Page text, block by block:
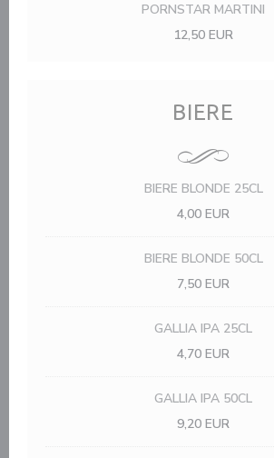
PORNSTAR MARTINI
12,50 EUR
BIERE
BIERE BLONDE 25CL
4,00 EUR
BIERE BLONDE 50CL
7,50 EUR
GALLIA IPA 25CL
4,70 EUR
GALLIA IPA 50CL
9,20 EUR